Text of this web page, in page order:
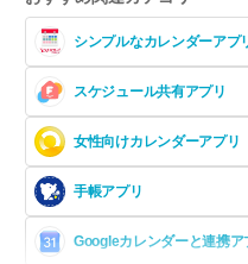
シンプルなカレンダーアプ
スケジュール共有アプリ
女性向けカレンダーアプリ
手帳アプリ
Googleカレンダーと連携ア